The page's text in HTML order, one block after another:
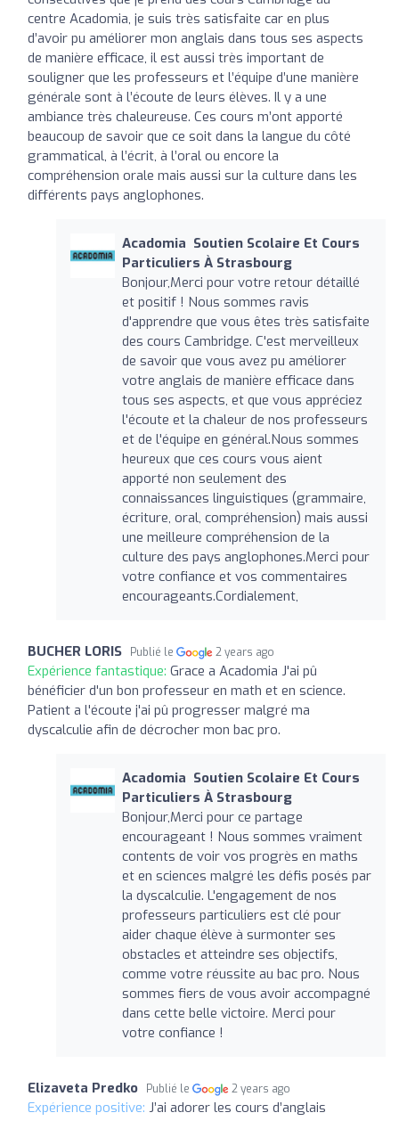
centre Acadomia, je suis très satisfaite car en plus
d’avoir pu améliorer mon anglais dans tous ses aspects
de manière efficace, il est aussi très important de
souligner que les professeurs et l’équipe d’une manière
générale sont à l’écoute de leurs élèves. Il y a une
ambiance très chaleureuse. Ces cours m’ont apporté
beaucoup de savoir que ce soit dans la langue du côté
grammatical, à l’écrit, à l’oral ou encore la
compréhension orale mais aussi sur la culture dans les
différents pays anglophones.
Acadomia ‍ Soutien Scolaire Et Cours
Particuliers À Strasbourg
Bonjour,Merci pour votre retour détaillé
et positif ! Nous sommes ravis
d'apprendre que vous êtes très satisfaite
des cours Cambridge. C'est merveilleux
de savoir que vous avez pu améliorer
votre anglais de manière efficace dans
tous ses aspects, et que vous appréciez
l'écoute et la chaleur de nos professeurs
et de l'équipe en général.Nous sommes
heureux que ces cours vous aient
apporté non seulement des
connaissances linguistiques (grammaire,
écriture, oral, compréhension) mais aussi
une meilleure compréhension de la
culture des pays anglophones.Merci pour
votre confiance et vos commentaires
encourageants.Cordialement,
BUCHER LORIS Publié le 2 years ago
Expérience fantastique: Grace a Acadomia J'ai pû
bénéficier d'un bon professeur en math et en science.
Patient a l'écoute j'ai pû progresser malgré ma
dyscalculie afin de décrocher mon bac pro.
Acadomia ‍ Soutien Scolaire Et Cours
Particuliers À Strasbourg
Bonjour,Merci pour ce partage
encourageant ! Nous sommes vraiment
contents de voir vos progrès en maths
et en sciences malgré les défis posés par
la dyscalculie. L'engagement de nos
professeurs particuliers est clé pour
aider chaque élève à surmonter ses
obstacles et atteindre ses objectifs,
comme votre réussite au bac pro. Nous
sommes fiers de vous avoir accompagné
dans cette belle victoire. Merci pour
votre confiance !
Elizaveta Predko Publié le 2 years ago
Expérience positive: J’ai adorer les cours d’anglais